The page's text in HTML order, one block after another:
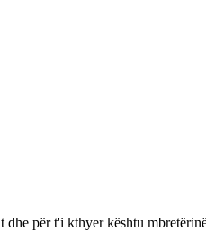
dhe për t'i kthyer kështu